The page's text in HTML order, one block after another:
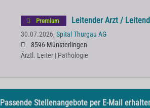
Premium Leitender Arzt /
30.07.2026, Spital Thurgau AG
8596 Münsterlingen
Ärztl. Leiter | Pathologie
Passende Stellenangebote per E-Mail